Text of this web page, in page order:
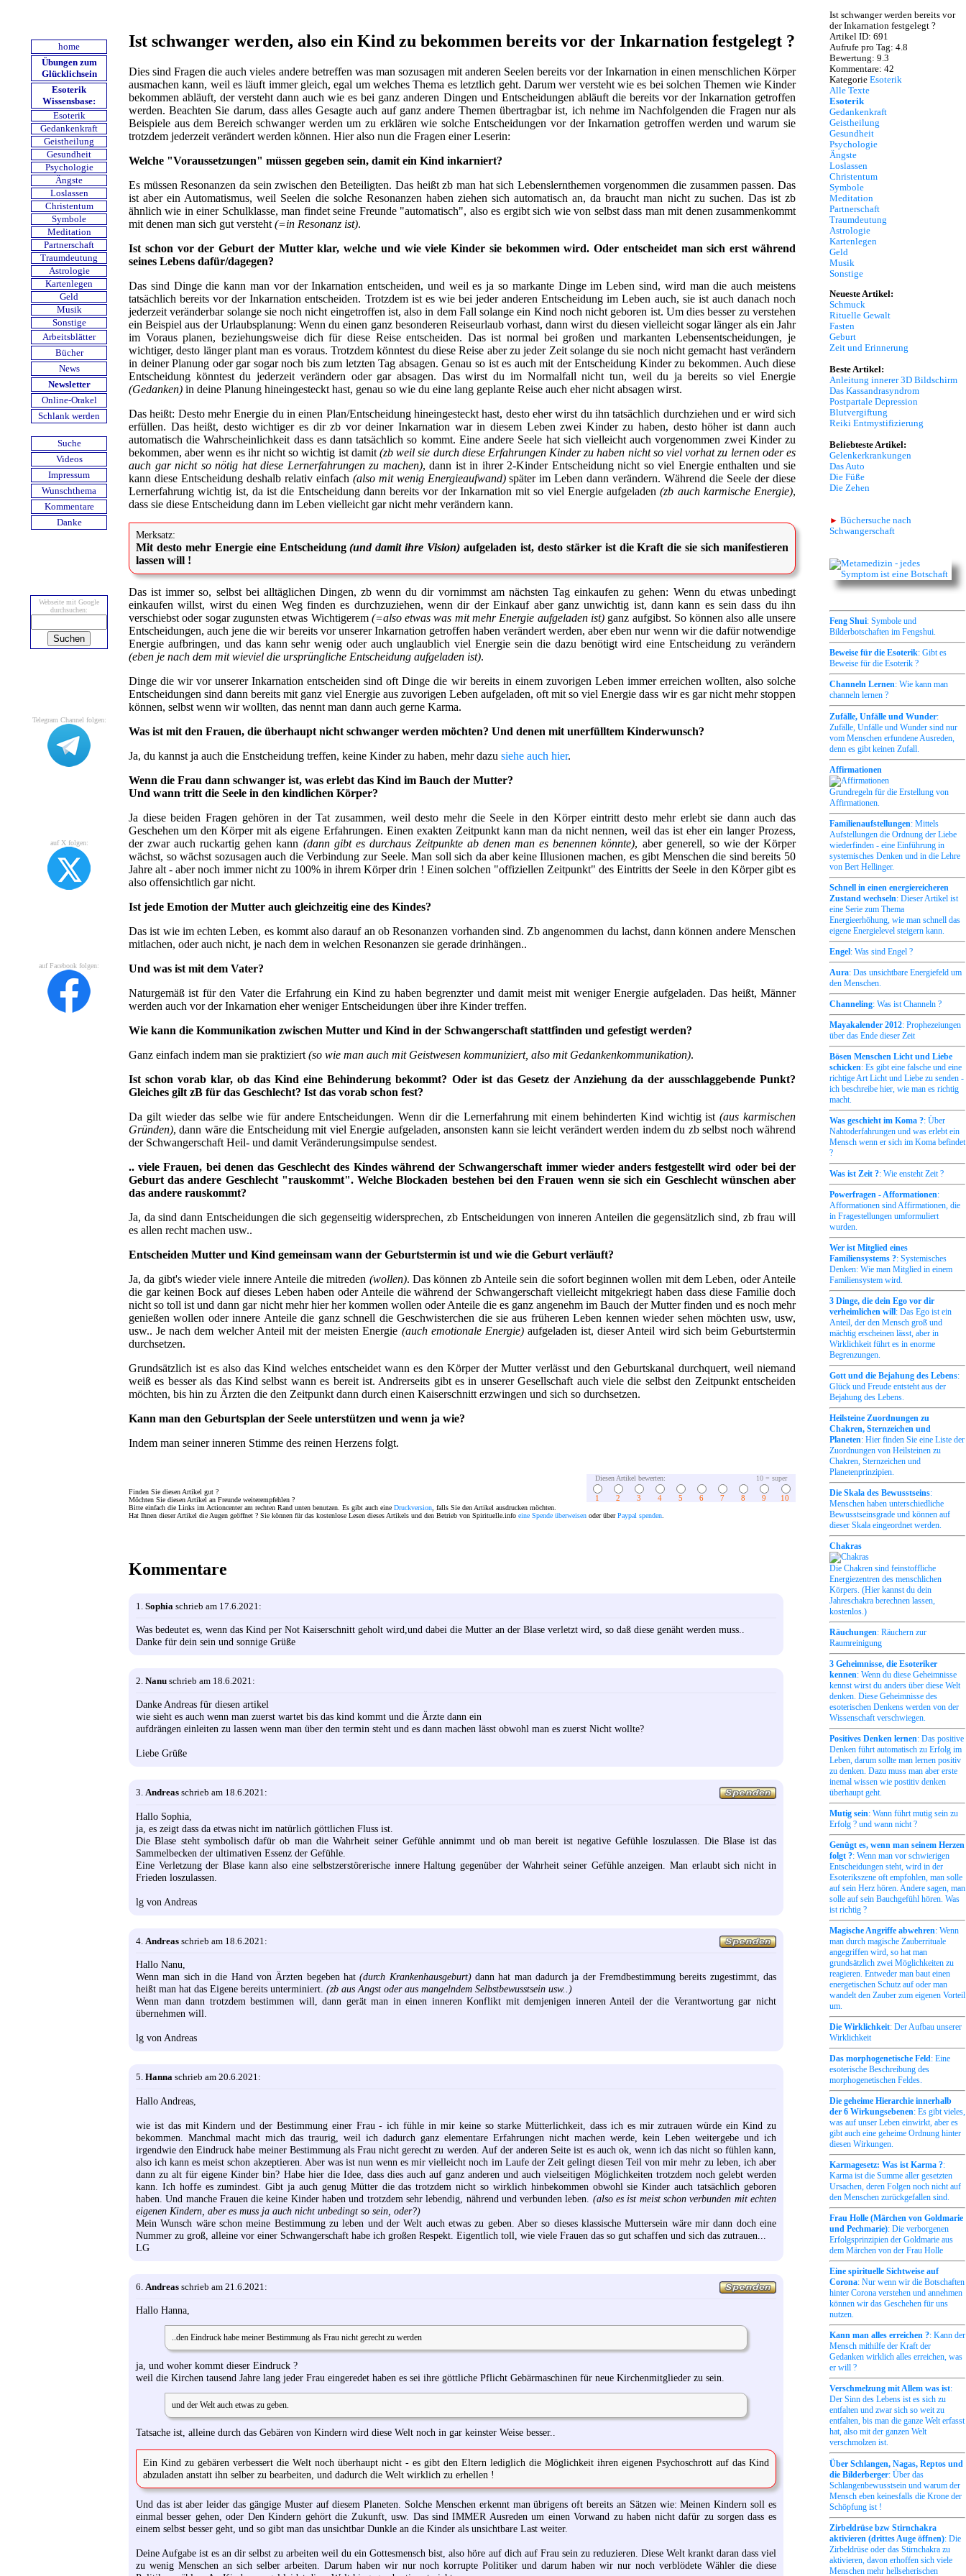
home
Übungen zum
Glücklichsein
Esoterik
Wissensbase:
Esoterik
Gedankenkraft
Geistheilung
Gesundheit
Psychologie
Ängste
Loslassen
Christentum
Symbole
Meditation
Partnerschaft
Traumdeutung
Astrologie
Kartenlegen
Geld
Musik
Sonstige
Arbeits­blätter
Bücher
News
Newsletter
Online-Orakel
Schlank werden
Suche
Videos
Impressum
Wunschthema
Kommentare
Danke
Webseite mit Google
durch­suchen:
Telegram Channel folgen:
auf X folgen:
auf Facebook folgen:
Ist schwanger werden, also ein Kind zu bekommen bereits vor der Inkarnation festgelegt ?
Dies sind Fragen die auch vieles andere betreffen was man sozusagen mit anderen Seelen bereits vor der Inkarnation in einen menschlichen Körper
ausmachen kann, weil es läuft immer gleich, egal um welches Thema es letztlich geht. Darum wer versteht wie es bei solchen Themen wie Kinder
bekommen abläuft, der versteht dann auch wie es bei ganz anderen Dingen und Entscheidungen abläuft die bereits vor der Inkarnation getroffen
werden. Beachten Sie darum, dass alles Gesagte auch auf ganz andere Themen übertragbar ist, ich nehme im Nachfolgenden die Fragen nur als
Beispiele aus dem Bereich schwanger werden um zu erklären wie solche Entscheidungen vor der Inkarnation getroffen werden und warum sie
trotzdem jederzeit verändert werden können. Hier also nun die Fragen einer Leserin:
Welche "Voraussetzungen" müssen gegeben sein, damit ein Kind inkarniert?
Es müssen Resonanzen da sein zwischen den Beteiligten. Das heißt zb man hat sich Lebenslernthemen vorgenommen die zusammen passen. Das
ist aber ein Automatismus, weil Seelen die solche Resonanzen haben ziehen sich automatisch an, da braucht man nicht zu suchen. Das ist zb
ähnlich wie in einer Schulklasse, man findet seine Freunde "automatisch", also es ergibt sich wie von selbst dass man mit denen zusammenkommt
mit denen man sich gut versteht (=in Resonanz ist).
Ist schon vor der Geburt der Mutter klar, welche und wie viele Kinder sie bekommen wird. Oder entscheidet man sich erst während
seines Lebens dafür/dagegen?
Das sind Dinge die kann man vor der Inkarnation entscheiden, und weil es ja so markante Dinge im Leben sind, wird man die auch meistens
tatsächlich bereits vor der Inkarnation entscheiden. Trotzdem ist es wie bei jeder anderen Entscheidung im Leben auch, sie ist auch danach noch
jederzeit veränderbar solange sie noch nicht eingetroffen ist, also in dem Fall solange ein Kind noch nicht geboren ist. Um dies besser zu verstehen
ein Beispiel aus der Urlaubsplanung: Wenn du einen ganz besonderen Reiseurlaub vorhast, dann wirst du diesen vielleicht sogar länger als ein Jahr
im Voraus planen, beziehungsweise dich für diese Reise entscheiden. Das ist normal bei großen und markanten Lebensentscheidungen, je
wichtiger, desto länger plant man es voraus. Trotzdem könntest du diese Reise aber zu jeder Zeit solange du sie noch nicht gemacht hast verändern
in deiner Planung oder gar sogar noch bis zum letzten Tag absagen. Genau so ist es auch mit der Entscheidung Kinder zu bekommen. Auch diese
Entscheidung könntest du jederzeit verändern oder gar absagen. Das wirst du im Normalfall nicht tun, weil du ja bereits so viel Energie
(Gedanken) in deine Planung hineingesteckt hast, genau so wie du eine lang geplante Reise auch eher nicht absagen wirst.
Das heißt: Desto mehr Energie du in einen Plan/Entscheidung hineingesteckt hast, desto eher wirst du ihn tatsächlich durchziehen und er wird sich
erfüllen. Das heißt, desto wichtiger es dir zb vor deiner Inkarnation war in diesem Leben zwei Kinder zu haben, desto höher ist dann auch
automatisch die Wahrscheinlichkeit dass es dann tatsächlich so kommt. Eine andere Seele hat sich vielleicht auch vorgenommen zwei Kinder zu
bekommen, aber wenn es ihr nicht so wichtig ist damit (zb weil sie durch diese Erfahrungen Kinder zu haben nicht so viel vorhat zu lernen oder es
auch gar nicht so nötig hat diese Lernerfahrungen zu machen), dann ist in ihrer 2-Kinder Entscheidung nicht so viel Energie enthalten und sie
kann diese Entscheidung deshalb relativ einfach (also mit wenig Energieaufwand)später im Leben dann verändern. Während die Seele der diese
Lernerfahrung wichtig ist, da ist die Entscheidung dann bereits vor der Inkarnation mit so viel Energie aufgeladen(zb auch karmische Energie),
dass sie diese Entscheidung dann im Leben vielleicht gar nicht mehr verändern kann.
Merksatz:
Mit desto mehr Energie eine Entscheidung(und damit ihre Vision) aufgeladen ist, desto stärker ist die Kraft die sie sich manifestieren
lassen will !
Das ist immer so, selbst bei alltäglichen Dingen, zb wenn du dir vornimmst am nächsten Tag einkaufen zu gehen: Wenn du etwas unbedingt
einkaufen willst, wirst du einen Weg finden es durchzuziehen, wenn dir der Einkauf aber ganz unwichtig ist, dann kann es sein dass du ihn
verschiebst oder sogar zugunsten etwas Wichtigerem (=also etwas was mit mehr Energie aufgeladen ist)ganz aufgibst. So können also alle unsere
Entscheidungen, auch jene die wir bereits vor unserer Inkarnation getroffen haben verändert werden, aber eben nur wenn wir die dafür notwendige
Energie aufbringen, und das kann sehr wenig oder auch unglaublich viel Energie sein die dazu benötigt wird eine Entscheidung zu verändern
(eben je nach dem mit wieviel die ursprüngliche Entscheidung aufgeladen ist).
Dinge die wir vor unserer Inkarnation entscheiden sind oft Dinge die wir bereits in einem zuvorigen Leben immer erreichen wollten, also solche
Entscheidungen sind dann bereits mit ganz viel Energie aus zuvorigen Leben aufgeladen, oft mit so viel Energie dass wir es gar nicht mehr stoppen
können, selbst wenn wir wollten, das nennt man dann auch gerne Karma.
Was ist mit den Frauen, die überhaupt nicht schwanger werden möchten? Und denen mit unerfülltem Kinderwunsch?
Ja, du kannst ja auch die Enstcheidung treffen, keine Kinder zu haben, mehr dazu siehe auch hier.
Wenn die Frau dann schwanger ist, was erlebt das Kind im Bauch der Mutter?
Und wann tritt die Seele in den kindlichen Körper?
Ja diese beiden Fragen gehören in der Tat zusammen, weil desto mehr die Seele in den Körper eintritt desto mehr erlebt sie dann auch das
Geschehen um den Körper mit als eigene Erfahrungen. Einen exakten Zeitpunkt kann man da nicht nennen, weil das ist eher ein langer Prozess,
der zwar auch ruckartig gehen kann (dann gibt es durchaus Zeitpunkte ab denen man es benennen könnte), aber generell, so wie der Körper
wächst, so wächst sozusagen auch die Verbindung zur Seele. Man soll sich da aber keine Illusionen machen, es gibt Menschen die sind bereits 50
Jahre alt - aber noch immer nicht zu 100% in ihrem Körper drin ! Einen solchen "offiziellen Zeitpunkt" des Eintritts der Seele in den Körper gibt es
also offensichtlich gar nicht.
Ist jede Emotion der Mutter auch gleichzeitig eine des Kindes?
Das ist wie im echten Leben, es kommt also darauf an ob Resonanzen vorhanden sind. Zb angenommen du lachst, dann können andere Menschen
mitlachen, oder auch nicht, je nach dem in welchen Resonanzen sie gerade drinhängen..
Und was ist mit dem Vater?
Naturgemäß ist für den Vater die Erfahrung ein Kind zu haben begrenzter und damit meist mit weniger Energie aufgeladen. Das heißt, Männer
werden auch vor der Inkarnation eher weniger Entscheidungen über ihre Kinder treffen.
Wie kann die Kommunikation zwischen Mutter und Kind in der Schwangerschaft stattfinden und gefestigt werden?
Ganz einfach indem man sie praktiziert (so wie man auch mit Geistwesen kommuniziert, also mit Gedankenkommunikation).
Ist schon vorab klar, ob das Kind eine Behinderung bekommt? Oder ist das Gesetz der Anziehung da der ausschlaggebende Punkt?
Gleiches gilt zB für das Geschlecht? Ist das vorab schon fest?
Da gilt wieder das selbe wie für andere Entscheidungen. Wenn dir die Lernerfahrung mit einem behinderten Kind wichtig ist(aus karmischen
Gründen), dann wäre die Entscheidung mit viel Energie aufgeladen, ansonsten kann sie leicht verändert werden indem du zb selbst noch während
der Schwangerschaft Heil- und damit Veränderungsimpulse sendest.
.. viele Frauen, bei denen das Geschlecht des Kindes während der Schwangerschaft immer wieder anders festgestellt wird oder bei der
Geburt das andere Geschlecht "rauskommt". Welche Blockaden bestehen bei den Frauen wenn sie sich ein Geschlecht wünschen aber
das andere rauskommt?
Ja, da sind dann Entscheidungen die sich gegenseitig widersprechen, zb Entscheidungen von inneren Anteilen die gegensätzlich sind, zb frau will
es allen recht machen usw..
Entscheiden Mutter und Kind gemeinsam wann der Geburtstermin ist und wie die Geburt verläuft?
Ja, da gibt's wieder viele innere Anteile die mitreden (wollen). Das können zb Anteile sein die sofort beginnen wollen mit dem Leben, oder Anteile
die gar keinen Bock auf dieses Leben haben oder Anteile die während der Schwangerschaft vielleicht mitgekriegt haben dass diese Familie doch
nicht so toll ist und dann gar nicht mehr hier her kommen wollen oder Anteile die es ganz angenehm im Bauch der Mutter finden und es noch mehr
genießen wollen oder innere Anteile die ganz schnell die Geschwisterchen die sie aus früheren Leben kennen wieder sehen möchten usw, usw,
usw.. Je nach dem welcher Anteil mit der meisten Energie (auch emotionale Energie)aufgeladen ist, dieser Anteil wird sich beim Geburtstermin
durchsetzen.
Grundsätzlich ist es also das Kind welches entscheidet wann es den Körper der Mutter verlässt und den Geburtskanal durchquert, weil niemand
weiß es besser als das Kind selbst wann es bereit ist. Andrerseits gibt es in unserer Gesellschaft auch viele die selbst den Zeitpunkt entscheiden
möchten, bis hin zu Ärzten die den Zeitpunkt dann durch einen Kaiserschnitt erzwingen und sich so durchsetzen.
Kann man den Geburtsplan der Seele unterstützen und wenn ja wie?
Indem man seiner inneren Stimme des reinen Herzens folgt.
Diesen Artikel bewerten: 10 = super
1 2 3 4 5 6 7 8 9 10
Finden Sie diesen Artikel gut ?
Möchten Sie diesen Artikel an Freunde weiterempfehlen ?
Bitte einfach die Links im Actioncenter am rechten Rand unten benutzen. Es gibt auch eine Druckversion , falls Sie den Artikel ausdrucken möchten.
Hat Ihnen dieser Artikel die Augen geöffnet ? Sie können für das kostenlose Lesen dieses Artikels und den Betrieb von Spirituelle.info eine Spende überweisen oder überPaypal spenden
Kommentare
1. Sophia schrieb am 17.6.2021:
Was bedeutet es, wenn das Kind per Not Kaiserschnitt geholt wird,und dabei die Mutter an der Blase verletzt wird, so daß diese genäht werden muss..
Danke für dein sein und sonnige Grüße
2. Nanu schrieb am 18.6.2021:
Danke Andreas für diesen artikel
wie sieht es auch wenn man zuerst wartet bis das kind kommt und die Ärzte dann ein
aufdrängen einleiten zu lassen wenn man über den termin steht und es dann machen lässt obwohl man es zuerst Nicht wollte?
Liebe Grüße
3. Andreas schrieb am 18.6.2021:
Hallo Sophia,
ja, es zeigt dass da etwas nicht im natürlich göttlichen Fluss ist.
Die Blase steht symbolisch dafür ob man die Wahrheit seiner Gefühle annimmt und ob man bereit ist negative Gefühle loszulassen. Die Blase ist das
Sammelbecken der ultimativen Essenz der Gefühle.
Eine Verletzung der Blase kann also eine selbstzerstörerische innere Haltung gegenüber der Wahrheit seiner Gefühle anzeigen. Man erlaubt sich nicht in
Frieden loszulassen.
lg von Andreas
4. Andreas schrieb am 18.6.2021:
Hallo Nanu,
Wenn man sich in die Hand von Ärzten begeben hat(durch Krankenhausgeburt)dann hat man dadurch ja der Fremdbestimmung bereits zugestimmt, das
heißt man hat das Eigene bereits unterminiert. (zb aus Angst oder aus mangelndem Selbstbewusstsein usw..)
Wenn man dann trotzdem bestimmen will, dann gerät man in einen inneren Konflikt mit demjenigen inneren Anteil der die Verantwortung gar nicht
übernehmen will.
lg von Andreas
5. Hanna schrieb am 20.6.2021:
Hallo Andreas,
wie ist das mit Kindern und der Bestimmung einer Frau - ich fühle in mir keine so starke Mütterlichkeit, dass ich es mir zutrauen würde ein Kind zu
bekommen. Manchmal macht mich das traurig, weil ich dadurch ganz elementare Erfahrungen nicht machen werde, kein Leben weitergebe und ich
irgendwie den Eindruck habe meiner Bestimmung als Frau nicht gerecht zu werden. Auf der anderen Seite ist es auch ok, wenn ich das nicht so fühlen kann,
also ich kann es meist schon akzeptieren. Aber was ist nun wenn es mir vielleicht noch im Laufe der Zeit gelingt diesen Teil von mir mehr zu leben, ich aber
dann zu alt für eigene Kinder bin? Habe hier die Idee, dass dies auch auf ganz anderen und auch vielseitigen Möglichkeiten trotzdem noch gelebt werden
kann. Ich hoffe es zumindest. Gibt ja auch genug Mütter die das trotzdem nicht so wirklich hinbekommen obwohl sie Kinder auch tatsächlich geboren
haben. Und manche Frauen die keine Kinder haben und trotzdem sehr lebendig, nährend und verbunden leben. (also es ist meist schon verbunden mit echten
eigenen Kindern, aber es muss ja auch nicht unbedingt so sein, oder?)
Mein Wunsch wäre schon meine Bestimmung zu leben und der Welt auch etwas zu geben. Aber so dieses klassische Muttersein wäre mir dann doch eine
Nummer zu groß, alleine vor einer Schwangerschaft habe ich großen Respekt. Eigentlich toll, wie viele Frauen das so gut schaffen und sich das zutrauen...
LG
6. Andreas schrieb am 21.6.2021:
Hallo Hanna,
..den Eindruck habe meiner Bestimmung als Frau nicht gerecht zu werden
ja, und woher kommt dieser Eindruck ?
weil die Kirchen tausend Jahre lang jeder Frau eingeredet haben es sei ihre göttliche Pflicht Gebärmaschinen für neue Kirchenmitglieder zu sein.
und der Welt auch etwas zu geben.
Tatsache ist, alleine durch das Gebären von Kindern wird diese Welt noch in gar keinster Weise besser..
Ein Kind zu gebären verbessert die Welt noch überhaupt nicht - es gibt den Eltern lediglich die Möglichkeit ihren eigenen Psychoschrott auf das Kind
abzuladen anstatt ihn selber zu bearbeiten, und dadurch die Welt wirklich zu erhellen !
Und das ist aber leider das gängige Muster auf diesem Planeten. Solche Menschen erkennt man übrigens oft bereits an Sätzen wie: Meinen Kindern soll es
einmal besser gehen, oder Den Kindern gehört die Zukunft, usw. Das sind IMMER Ausreden um einen Vorwand zu haben nicht dafür zu sorgen dass es
einem selbst besser geht, und so gibt man das unsichtbar Dunkle an die Kinder als unsichtbare Last weiter.
Deine Aufgabe ist es an dir selbst zu arbeiten weil du ein Gottesmensch bist, also höre auf dich auf Frau sein zu reduzieren. Diese Welt krankt daran dass viel
zu wenig Menschen an sich selber arbeiten. Darum haben wir nur noch korrupte Politiker und darum haben wir nur noch verblödete Wähler die diese
Ist schwanger werden bereits vor
der Inkarnation festgelegt ?
Artikel ID: 691
Aufrufe pro Tag: 4.8
Bewertung: 9.3
Kommentare: 42
Kategorie Esoterik
Alle Texte
Esoterik
Gedankenkraft
Geistheilung
Gesundheit
Psychologie
Ängste
Loslassen
Christentum
Symbole
Meditation
Partnerschaft
Traumdeutung
Astrologie
Kartenlegen
Geld
Musik
Sonstige
Neueste Artikel:
Schmuck
Rituelle Gewalt
Fasten
Geburt
Zeit und Erinnerung
Beste Artikel:
Anleitung innerer 3D Bildschirm
Das Kassandrasyndrom
Postpartale Depression
Blutvergiftung
Reiki Entmystifizierung
Beliebteste Artikel:
Gelenkerkrankungen
Das Auto
Die Füße
Die Zehen
► Büchersuche nach
Schwangerschaft
Feng Shui: Symbole und
Bilderbotschaften im Fengshui.
Beweise für die Esoterik: Gibt es
Beweise für die Esoterik ?
Channeln Lernen: Wie kann man
channeln lernen ?
Zufälle, Unfälle und Wunder:
Zufälle, Unfälle und Wunder sind nur
vom Menschen erfundene Ausreden,
denn es gibt keinen Zufall.
Affirmationen
Grundregeln für die Erstellung von
Affirmationen.
Familienaufstellungen: Mittels
Aufstellungen die Ordnung der Liebe
wiederfinden - eine Einführung in
systemisches Denken und in die Lehre
von Bert Hellinger.
Schnell in einen energiereicheren
Zustand wechseln: Dieser Artikel ist
eine Serie zum Thema
Energieerhöhung, wie man schnell das
eigene Energielevel steigern kann.
Engel: Was sind Engel ?
Aura: Das unsichtbare Energiefeld um
den Menschen.
Channeling: Was ist Channeln ?
Mayakalender 2012: Prophezeiungen
über das Ende dieser Zeit
Bösen Menschen Licht und Liebe
schicken: Es gibt eine falsche und eine
richtige Art Licht und Liebe zu senden -
ich beschreibe hier, wie man es richtig
macht.
Was geschieht im Koma ?: Über
Nahtoderfahrungen und was erlebt ein
Mensch wenn er sich im Koma befindet
?
Was ist Zeit ?: Wie ensteht Zeit ?
Powerfragen - Afformationen:
Afformationen sind Affirmationen, die
in Fragestellungen umformuliert
wurden.
Wer ist Mitglied eines
Familiensystems ?: Systemisches
Denken: Wie man Mitglied in einem
Familiensystem wird.
3 Dinge, die dein Ego vor dir
verheimlichen will: Das Ego ist ein
Anteil, der den Mensch groß und
mächtig erscheinen lässt, aber in
Wirklichkeit führt es in enorme
Begrenzungen.
Gott und die Bejahung des Lebens:
Glück und Freude entsteht aus der
Bejahung des Lebens.
Heilsteine Zuordnungen zu
Chakren, Sternzeichen und
Planeten: Hier finden Sie eine Liste der
Zuordnungen von Heilsteinen zu
Chakren, Sternzeichen und
Planetenprinzipien.
Die Skala des Bewusstseins:
Menschen haben unterschiedliche
Bewusstseinsgrade und können auf
dieser Skala eingeordnet werden.
Chakras
Die Chakren sind feinstoffliche
Energiezentren des menschlichen
Körpers. (Hier kannst du dein
Jahreschakra berechnen lassen,
kostenlos.)
Räuchungen: Räuchern zur
Raumreinigung
3 Geheimnisse, die Esoteriker
kennen: Wenn du diese Geheimnisse
kennst wirst du anders über diese Welt
denken. Diese Geheimnisse des
esoterischen Denkens werden von der
Wissenschaft verschwiegen.
Positives Denken lernen: Das positive
Denken führt automatisch zu Erfolg im
Leben, darum sollte man lernen positiv
zu denken. Dazu muss man aber erste
inemal wissen wie postitiv denken
überhaupt geht.
Mutig sein: Wann führt mutig sein zu
Erfolg ? und wann nicht ?
Genügt es, wenn man seinem Herzen
folgt ?: Wenn man vor schwierigen
Entscheidungen steht, wird in der
Esoterikszene oft empfohlen, man solle
auf sein Herz hören. Andere sagen, man
solle auf sein Bauchgefühl hören. Was
ist richtig ?
Magische Angriffe abwehren: Wenn
man durch magische Zauberrituale
angegriffen wird, so hat man
grundsätzlich zwei Möglichkeiten zu
reagieren. Entweder man baut einen
energetischen Schutz auf oder man
wandelt den Zauber zum eigenen Vorteil
um.
Die Wirklichkeit: Der Aufbau unserer
Wirklichkeit
Das morphogenetische Feld: Eine
esoterische Beschreibung des
morphogenetischen Feldes.
Die geheime Hierarchie innerhalb
der 6 Wirkungsebenen: Es gibt vieles,
was auf unser Leben einwirkt, aber es
gibt auch eine geheime Ordnung hinter
diesen Wirkungen.
Karmagesetz: Was ist Karma ?:
Karma ist die Summe aller gesetzten
Ursachen, deren Folgen noch nicht auf
den Menschen zurückgefallen sind.
Frau Holle (Märchen von Goldmarie
und Pechmarie): Die verborgenen
Erfolgsprinzipien der Goldmarie aus
dem Märchen von der Frau Holle
Eine spirituelle Sichtweise auf
Corona: Nur wenn wir die Botschaften
hinter Corona verstehen und annehmen
können wir das Geschehen für uns
nutzen.
Kann man alles erreichen ?: Kann der
Mensch mithilfe der Kraft der
Gedanken wirklich alles erreichen, was
er will ?
Verschmelzung mit Allem was ist:
Der Sinn des Lebens ist es sich zu
entfalten und zwar sich so weit zu
entfalten, bis man die ganze Welt erfasst
hat, also mit der ganzen Welt
verschmolzen ist.
Über Schlangen, Nagas, Reptos und
die Bilderberger: Über das
Schlangenbewusstsein und warum der
Mensch eben keinesfalls die Krone der
Schöpfung ist !
Zirbeldrüse bzw Stirnchakra
aktivieren (drittes Auge öffnen): Die
Zirbeldrüse oder das Stirnchakra zu
aktivieren, davon erhoffen sich viele
Menschen mehr hellseherischen